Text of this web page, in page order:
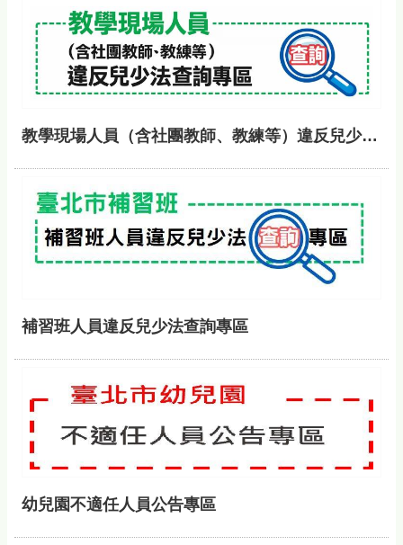
教學現場人員（含社團教師、教練等）違反兒少法查詢專區
補習班人員違反兒少法查詢專區
幼兒園不適任人員公告專區